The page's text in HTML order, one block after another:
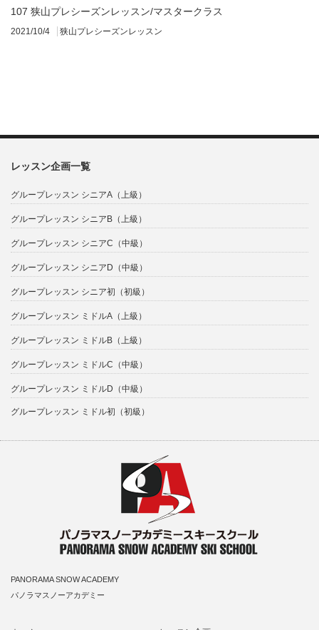
107 狭山プレシーズンレッスン/マスタークラス
2021/10/4 狭山プレシーズンレッスン
レッスン企画一覧
グループレッスン シニアA（上級）
グループレッスン シニアB（上級）
グループレッスン シニアC（中級）
グループレッスン シニアD（中級）
グループレッスン シニア初（初級）
グループレッスン ミドルA（上級）
グループレッスン ミドルB（上級）
グループレッスン ミドルC（中級）
グループレッスン ミドルD（中級）
グループレッスン ミドル初（初級）
PANORAMA SNOW ACADEMY
パノラマスノーアカデミー